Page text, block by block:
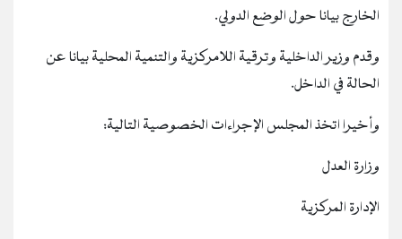
الخارج بيانا حول الوضع الدولي.
وقدم وزير الداخلية وترقية اللامركزية والتنمية المحلية بيانا عن
الحالة في الداخل.
وأخيرا اتخذ المجلس الإجراءات الخصوصية التالية:
وزارة العدل
الإدارة المركزية